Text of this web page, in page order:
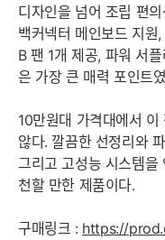
디자인을 넘어 조립 편
백커넥터 메인보드 지
B 팬 1개 제공, 파워 서
은 가장 큰 매력 포인트
10만원대 가격대에서 이
않다. 깔끔한 선정리와
그리고 고성능 시스템을
천할 만한 제품이다.
구매링크 : https://